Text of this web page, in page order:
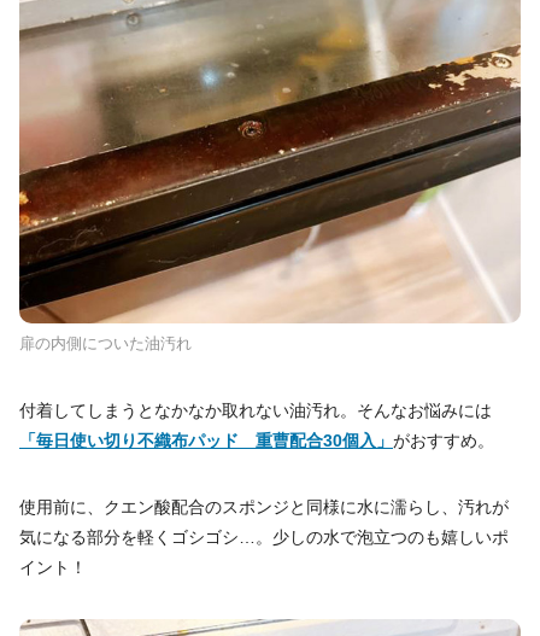
扉の内側についた油汚れ
付着してしまうとなかなか取れない油汚れ。そんなお悩みには
「毎日使い切り不織布パッド 重曹配合30個入」 がおすすめ。
使用前に、クエン酸配合のスポンジと同様に水に濡らし、汚れが
気になる部分を軽くゴシゴシ…。少しの水で泡立つのも嬉しいポ
イント！